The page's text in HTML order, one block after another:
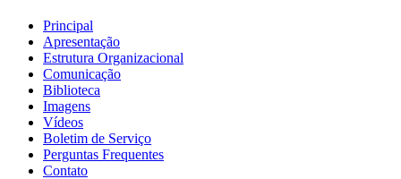
Principal
Apresentação
Estrutura Organizacional
Comunicação
Biblioteca
Imagens
Vídeos
Boletim de Serviço
Perguntas Frequentes
Contato